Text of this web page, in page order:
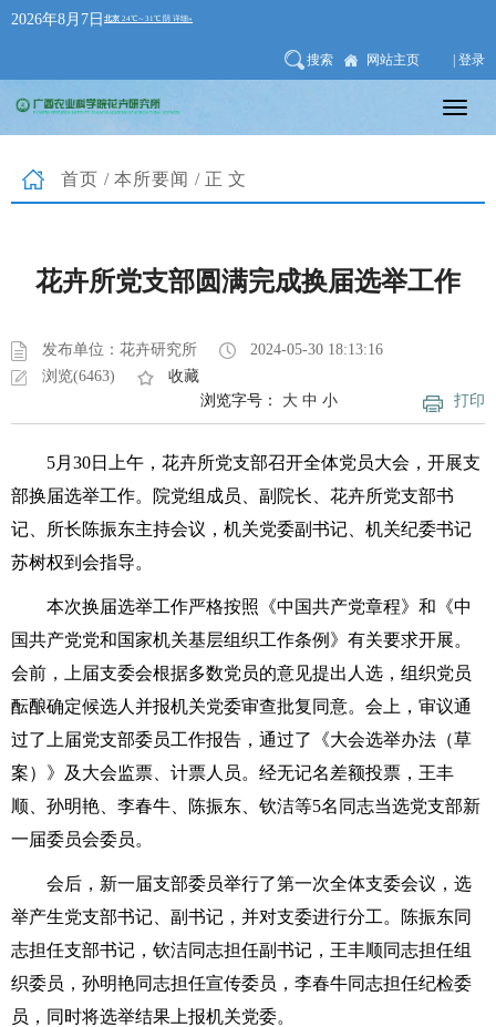
2026年8月7日
搜索 网站主页 | 登录
首页 / 本所要闻 /正文
花卉所党支部圆满完成换届选举工作
发布单位：花卉研究所
2024-05-30 18:13:16
浏览(6463)
收藏
打印
浏览字号： 大 中 小
5月30日上午，花卉所党支部召开全体党员大会，开展支
部换届选举工作。院党组成员、副院长、花卉所党支部书
记、所长陈振东主持会议，机关党委副书记、机关纪委书记
苏树权到会指导。
本次换届选举工作严格按照《中国共产党章程》和《中
国共产党党和国家机关基层组织工作条例》有关要求开展。
会前，上届支委会根据多数党员的意见提出人选，组织党员
酝酿确定候选人并报机关党委审查批复同意。会上，审议通
过了上届党支部委员工作报告，通过了《大会选举办法（草
案）》及大会监票、计票人员。经无记名差额投票，王丰
顺、孙明艳、李春牛、陈振东、钦洁等5名同志当选党支部新
一届委员会委员。
会后，新一届支部委员举行了第一次全体支委会议，选
举产生党支部书记、副书记，并对支委进行分工。陈振东同
志担任支部书记，钦洁同志担任副书记，王丰顺同志担任组
织委员，孙明艳同志担任宣传委员，李春牛同志担任纪检委
员，同时将选举结果上报机关党委。